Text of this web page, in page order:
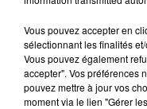
en
Vous pouvez accepter en
sélectionnant les finalités
Vous pouvez également
accepter". Vos préférences
pouvez mettre à jour vos
moment via le lien "Gérer